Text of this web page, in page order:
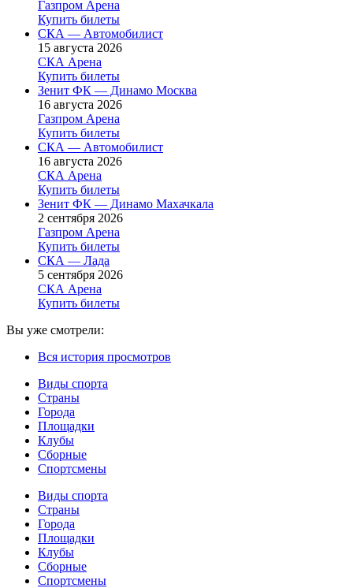
Газпром Арена
Купить билеты
СКА — Автомобилист
15 августа 2026
СКА Арена
Купить билеты
Зенит ФК — Динамо Москва
16 августа 2026
Газпром Арена
Купить билеты
СКА — Автомобилист
16 августа 2026
СКА Арена
Купить билеты
Зенит ФК — Динамо Махачкала
2 сентября 2026
Газпром Арена
Купить билеты
СКА — Лада
5 сентября 2026
СКА Арена
Купить билеты
Вы уже смотрели:
Вся история просмотров
Виды спорта
Страны
Города
Площадки
Клубы
Сборные
Спортсмены
Виды спорта
Страны
Города
Площадки
Клубы
Сборные
Спортсмены